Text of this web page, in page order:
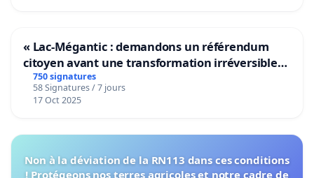
« Lac-Mégantic : demandons un référendum
citoyen avant une transformation irréversible
de notre territoire »
750 signatures
58 Signatures / 7 jours
17 Oct 2025
Non à la déviation de la RN113 dans ces conditions
! Protégeons nos terres agricoles et notre cadre de